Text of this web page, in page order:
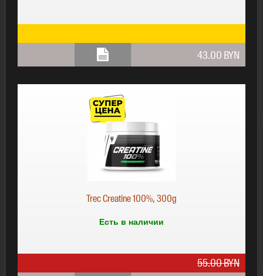
43.00 BYN
Trec Creatine 100%, 300g
Есть в наличии
55.00 BYN